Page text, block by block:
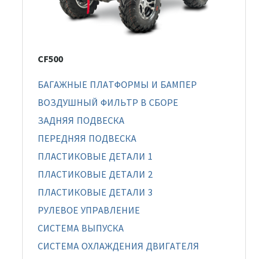
CF500
БАГАЖНЫЕ ПЛАТФОРМЫ И БАМПЕР
ВОЗДУШНЫЙ ФИЛЬТР В СБОРЕ
ЗАДНЯЯ ПОДВЕСКА
ПЕРЕДНЯЯ ПОДВЕСКА
ПЛАСТИКОВЫЕ ДЕТАЛИ 1
ПЛАСТИКОВЫЕ ДЕТАЛИ 2
ПЛАСТИКОВЫЕ ДЕТАЛИ 3
РУЛЕВОЕ УПРАВЛЕНИЕ
СИСТЕМА ВЫПУСКА
СИСТЕМА ОХЛАЖДЕНИЯ ДВИГАТЕЛЯ